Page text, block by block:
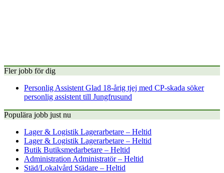
Fler jobb för dig
Personlig Assistent Glad 18-årig tjej med CP-skada söker
personlig assistent till Jungfrusund
Populära jobb just nu
Lager & Logistik Lagerarbetare – Heltid
Lager & Logistik Lagerarbetare – Heltid
Butik Butiksmedarbetare – Heltid
Administration Administratör – Heltid
Städ/Lokalvård Städare – Heltid